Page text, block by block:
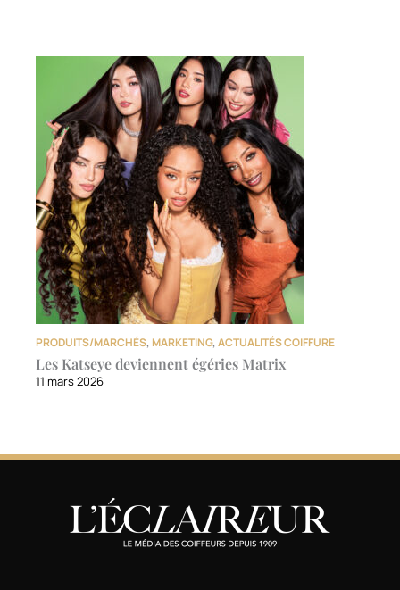
PRODUITS/MARCHÉS, MARKETING,ACTUALITÉS COIFFURE
Les Katseye deviennent égéries Matrix
11 mars 2026